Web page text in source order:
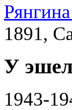
1891,
У
1943-